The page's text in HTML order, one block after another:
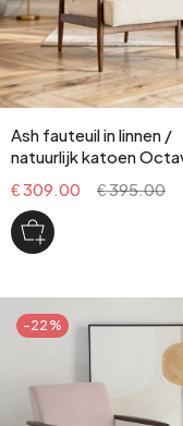
Ash fauteuil in linnen /
natuurlijk katoen
€ 309.00
€ 395.00
-22%